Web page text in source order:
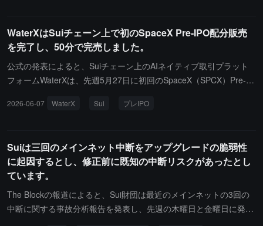
WaterXはSuiチェーン上で初のSpaceX Pre-IPO配分販売
を完了し、50分で完売しました。
公式の発表によると、Suiチェーン上のAIネイティブ取引プラット
フォームWaterXは、先週5月27日に初回のSpaceX（SPCX）Pre-IP
れはSuiブロックチェーン上で初めての実際のプライベートマーケ
っては、プライベートマーケット資産がこのパブリックチェーンが
担える新しいカテゴリーになりつつあることを意味します。今後の
ラウンドと資産はWaterXの公式チャネルを通じて発表されます。W
aterXはSui上に構築されたAIネイティブ取引プラットフォームで、
永続契約、予測市場、トークン化されたRWAの3つのエンジンを統
2026-06-07 WaterX Sui プレIPO
Suiは三回のメインネット中断をアップグレードの脆弱性
に起因するとし、修正前に既知の中断リスクがあったとし
ています。
The Blockの報道によると、Sui財団は最近のメインネットの3回の
中断に関する事故分析報告を発表し、先週の木曜日と金曜日に発生